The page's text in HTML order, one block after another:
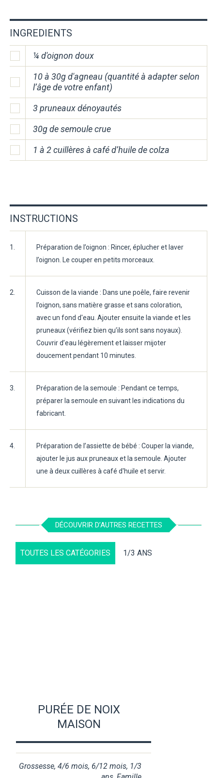
INGREDIENTS
¼ d'oignon doux
10 à 30g d'agneau (quantité à adapter selon
l’âge de votre enfant)
3 pruneaux dénoyautés
30g de semoule crue
1 à 2 cuillères à café d’huile de colza
INSTRUCTIONS
1.
Préparation de l’oignon : Rincer, éplucher et laver
l’oignon. Le couper en petits morceaux.
2.
Cuisson de la viande : Dans une poêle, faire revenir
l’oignon, sans matière grasse et sans coloration,
avec un fond d'eau. Ajouter ensuite la viande et les
pruneaux (vérifiez bien qu’ils sont sans noyaux).
Couvrir d’eau légèrement et laisser mijoter
doucement pendant 10 minutes.
3.
Préparation de la semoule : Pendant ce temps,
préparer la semoule en suivant les indications du
fabricant.
4.
Préparation de l’assiette de bébé : Couper la viande,
ajouter le jus aux pruneaux et la semoule. Ajouter
une à deux cuillères à café d'huile et servir.
DÉCOUVRIR D’AUTRES RECETTES
TOUTES LES CATÉGORIES 1/3 ANS
PURÉE DE NOIX
MAISON
Grossesse,4/6 mois, 6/12 mois, 1/3